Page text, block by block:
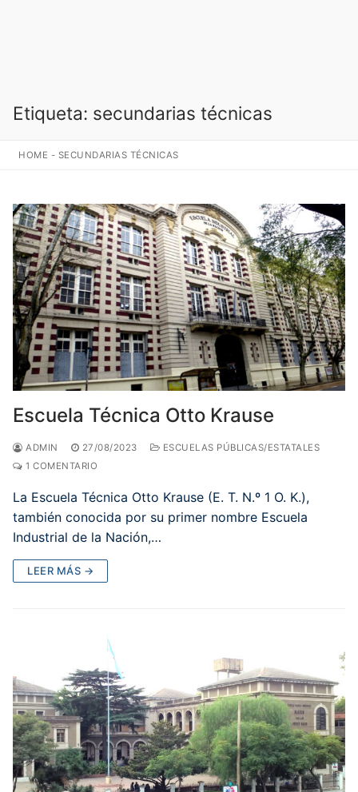
Etiqueta: secundarias técnicas
HOME - SECUNDARIAS TÉCNICAS
Escuela Técnica Otto Krause
ADMIN 27/08/2023
ESCUELAS PÚBLICAS/ESTATALES
1 COMENTARIO
La Escuela Técnica Otto Krause (E. T. N.º 1 O. K.),
también conocida por su primer nombre Escuela
Industrial de la Nación,…
LEER MÁS →